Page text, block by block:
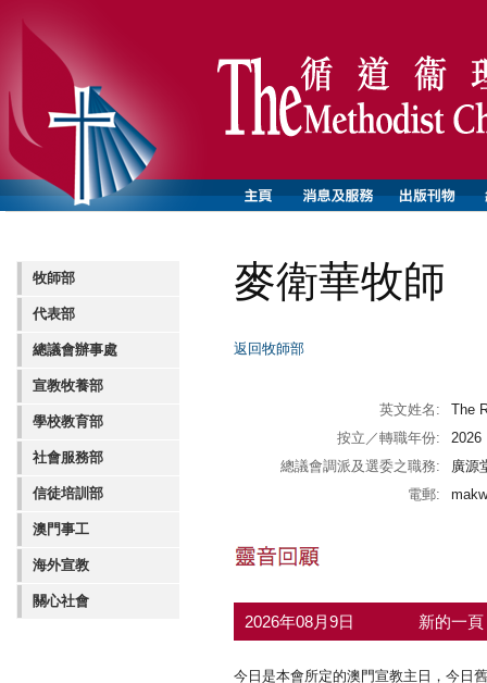
牧師部
代表部
總議會辦事處
宣教牧養部
學校教育部
社會服務部
信徒培訓部
澳門事工
海外宣教
關心社會
麥衛華牧師
返回牧師部
英文姓名:
The
按立／轉職年份:
2026
總議會調派及選委之職務:
廣源
電郵:
2026年08月9日 新的一頁
今日是本會所定的澳門宣教主日，今日